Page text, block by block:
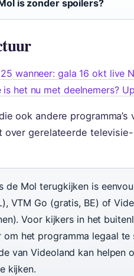
is zonder spoilers?
wanneer: gala 16 okt live
is het nu met deelnemers?
ook andere programma’s
over gerelateerde televisie-
de Mol terugkijken is
VTM Go (gratis, BE) of
Voor kijkers in het
om het programma legaal te
van Videoland kan helpen
kijken.